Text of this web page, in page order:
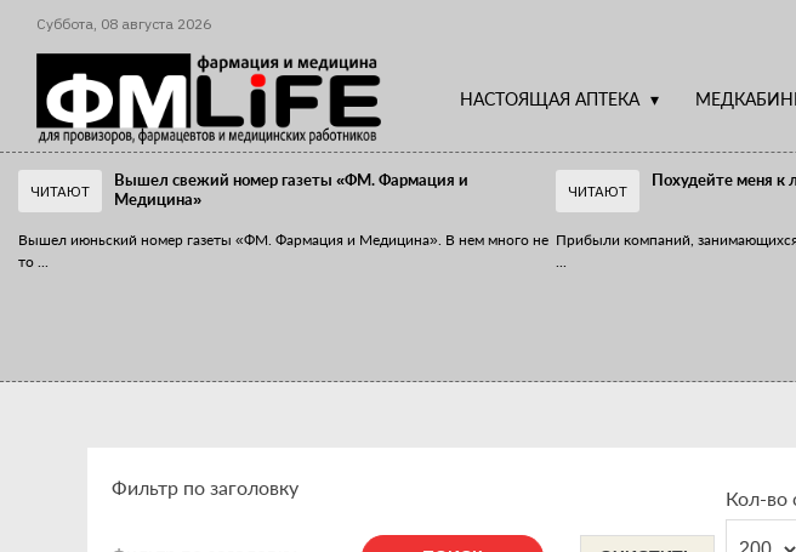
Суббота, 08 августа 2026
НАСТОЯЩАЯ АПТЕКА
ЧИТАЮТ
Вышел свежий номер газеты «ФМ. Фармация и
Медицина»
Вышел июньский номер газеты «ФМ. Фармация и Медицина». В нем много не
то
ЧИТАЮТ
Похудейте меня к
Прибыли компаний,
Фильтр по заголовку Кол-во